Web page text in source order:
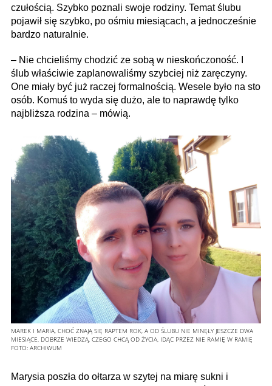
czułością. Szybko poznali swoje rodziny. Temat ślubu
pojawił się szybko, po ośmiu miesiącach, a jednocześ­nie
bardzo naturalnie.
– Nie chcieliśmy chodzić ze sobą w nieskończoność. I
ślub właściwie zaplanowaliśmy szybciej niż zaręczyny.
One miały być już raczej formalnością. Wesele było na sto
osób. Komuś to wyda się dużo, ale to naprawdę tylko
najbliższa rodzina – mówią.
MAREK I MARIA, CHOĆ ZNAJĄ SIĘ RAPTEM ROK, A OD ŚLUBU NIE MINĘŁY JESZCZE DWA
MIESIĄCE, DOBRZE WIEDZĄ, CZEGO CHCĄ OD ŻYCIA, IDĄC PRZEZ NIE RAMIĘ W RAMIĘ
FOTO: ARCHIWUM
Marysia poszła do ołtarza w szytej na miarę sukni i